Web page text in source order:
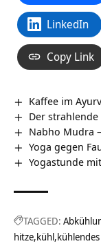
LinkedIn
Copy Link
Kaffee im
Der strahlende
Nabho Mudra
Yoga gegen
Yogastunde
TAGGED:
hitze kühl